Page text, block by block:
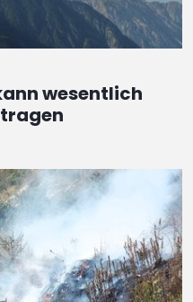
wesentlich